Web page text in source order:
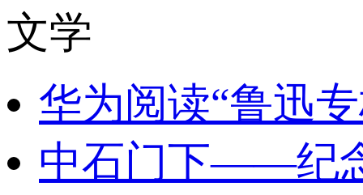
文学
华为阅读“鲁迅
中石门下——纪